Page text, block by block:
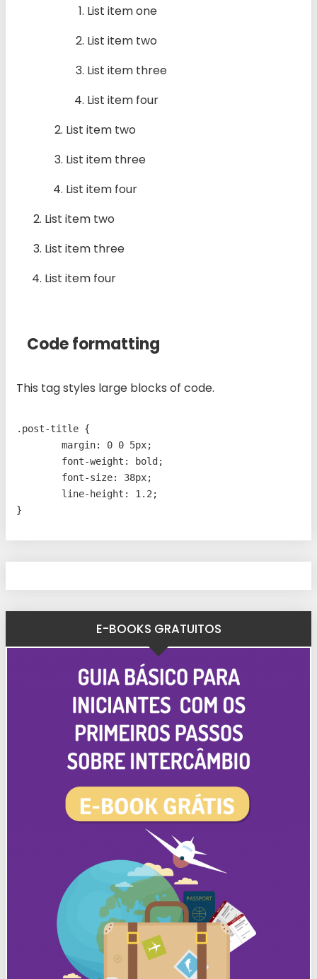
List item one
List item two
List item three
List item four
List item two
List item three
List item four
List item two
List item three
List item four
Code formatting
This tag styles large blocks of code.
.post-title {
}
E-BOOKS GRATUITOS